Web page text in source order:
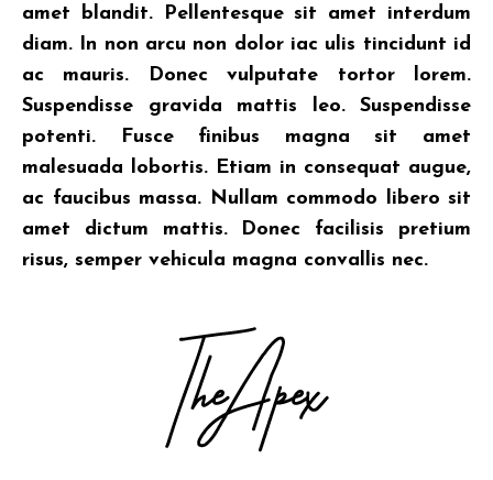
amet blandit. Pellentesque sit amet interdum
diam. In non arcu non dolor iac ulis tincidunt id
ac mauris. Donec vulputate tortor lorem.
Suspendisse gravida mattis leo. Suspendisse
potenti. Fusce finibus magna sit amet
malesuada lobortis. Etiam in consequat augue,
ac faucibus massa. Nullam commodo libero sit
amet dictum mattis. Donec facilisis pretium
risus, semper vehicula magna convallis nec.